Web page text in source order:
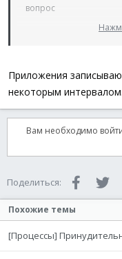
вопрос
Или я чего то не
Приложения
некоторым интервалом.
Вам необходимо
Поделиться:
Похожие темы
[Процессы]